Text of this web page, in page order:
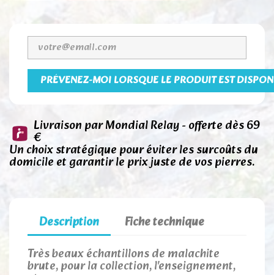
PRÉVENEZ-MOI LORSQUE LE PRODUIT EST
Livraison par Mondial Relay - offerte dès 69
€
Un choix stratégique pour éviter les surcoûts du
domicile et garantir le prix juste de vos pierres.
Description
Fiche technique
Très beaux échantillons de malachite
brute, pour la collection, l'enseignement,